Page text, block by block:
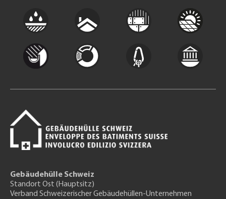
Gebäudehülle Schweiz
Standort Ost (Hauptsitz)
Verband Schweizerischer Gebäudehüllen-Unternehmen